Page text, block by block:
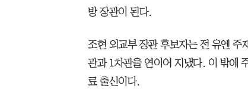
방 장관이 된다.
조현 외교부 장관 후보자는 전 유엔 주
관과 1차관을 연이어 지냈다. 이 밖에
료 출신이다.